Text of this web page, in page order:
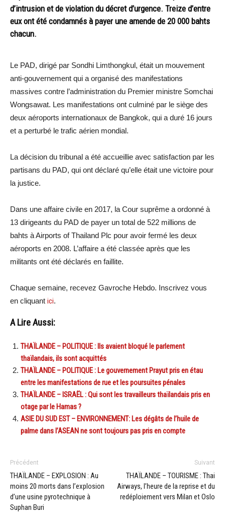
d’intrusion et de violation du décret d’urgence. Treize d’entre
eux ont été condamnés à payer une amende de 20 000 bahts
chacun.
Le PAD, dirigé par Sondhi Limthongkul, était un mouvement
anti-gouvernement qui a organisé des manifestations
massives contre l’administration du Premier ministre Somchai
Wongsawat. Les manifestations ont culminé par le siège des
deux aéroports internationaux de Bangkok, qui a duré 16 jours
et a perturbé le trafic aérien mondial.
La décision du tribunal a été accueillie avec satisfaction par les
partisans du PAD, qui ont déclaré qu’elle était une victoire pour
la justice.
Dans une affaire civile en 2017, la Cour suprême a ordonné à
13 dirigeants du PAD de payer un total de 522 millions de
bahts à Airports of Thailand Plc pour avoir fermé les deux
aéroports en 2008. L’affaire a été classée après que les
militants ont été déclarés en faillite.
Chaque semaine, recevez Gavroche Hebdo. Inscrivez vous
en cliquant ici.
A Lire Aussi:
THAÏLANDE – POLITIQUE : Ils avaient bloqué le parlement
thaïlandais, ils sont acquittés
THAÏLANDE – POLITIQUE : Le gouvernement Prayut pris en étau
entre les manifestations de rue et les poursuites pénales
THAÏLANDE – ISRAËL : Qui sont les travailleurs thaïlandais pris en
otage par le Hamas ?
ASIE DU SUD EST – ENVIRONNEMENT: Les dégâts de l’huile de
palme dans l’ASEAN ne sont toujours pas pris en compte
Précédent
THAÏLANDE – EXPLOSION : Au
moins 20 morts dans l’explosion
d’une usine pyrotechnique à
Suphan Buri
Suivant
THAÏLANDE – TOURISME : Thai
Airways, l’heure de la reprise et du
redéploiement vers Milan et Oslo